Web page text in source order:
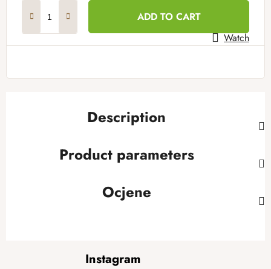
ADD TO CART
Watch
Description
Product parameters
Ocjene
Instagram